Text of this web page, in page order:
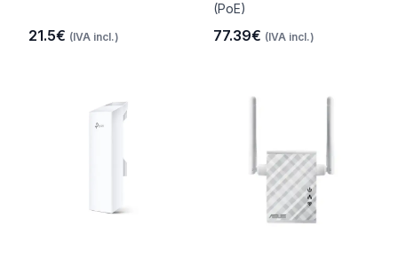
21.5€ (IVA incl.)
(PoE)
77.39€ (IVA incl.)